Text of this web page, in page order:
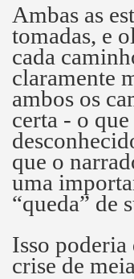
Ambas as
tomadas, e
cada
claramente
ambos os
certa - o
que o
uma
“queda” de
Isso
crise de